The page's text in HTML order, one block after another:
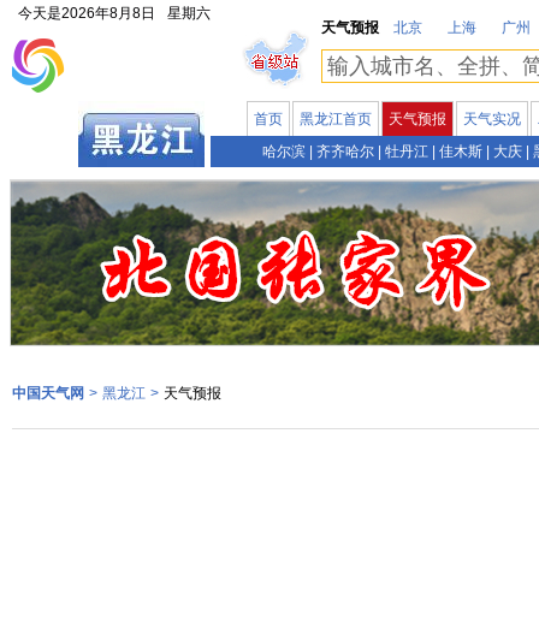
今天是2026年8月8日
星期六
天气预报
北京 上海 广州
首页 黑龙江首页 天气预报 天气实况
哈尔滨
齐齐哈尔 牡丹江 佳木斯 大庆
中国天气网 > 黑龙江 > 天气预报